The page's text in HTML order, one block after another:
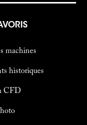
machines
historiques
CFD